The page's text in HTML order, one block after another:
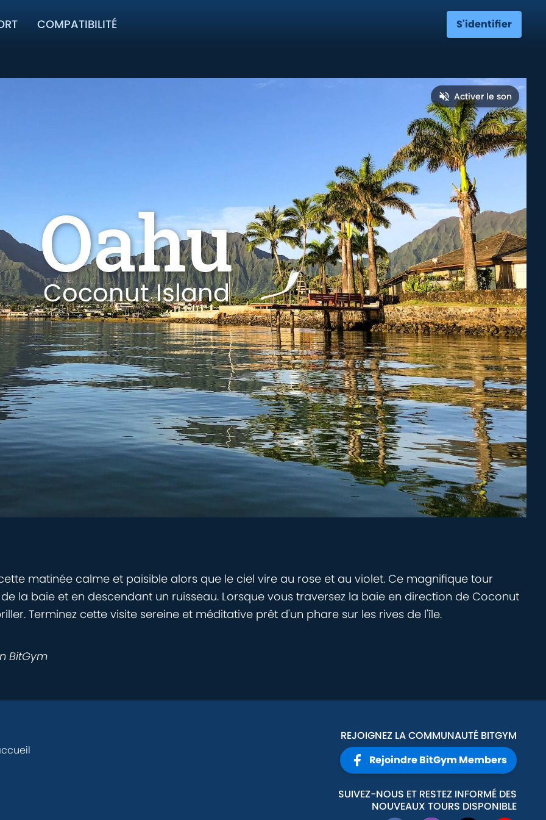
COMPATIBILITÉ S'identifier
Activer le son
Oahu
Coconut Island
matinée calme et paisible alors que le ciel vire au rose et au violet. Ce magnifique tour
la baie et en descendant un ruisseau. Lorsque vous traversez la baie en direction de Coconut
Terminez cette visite sereine et méditative prêt d'un phare sur les rives de l'île.
BitGym
REJOIGNEZ LA COMMUNAUTÉ BITGYM
Rejoindre BitGym Members
SUIVEZ-NOUS ET RESTEZ INFORMÉ DES
NOUVEAUX TOURS DISPONIBLE